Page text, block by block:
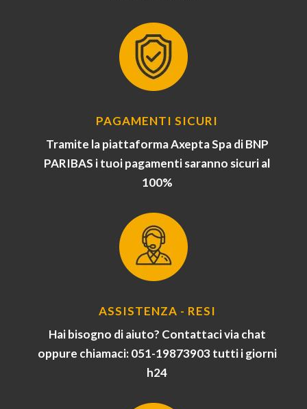
PAGAMENTI SICURI
Tramite la piattaforma Axepta Spa di BNP
PARIBAS i tuoi pagamenti saranno sicuri al
100%
ASSISTENZA - RESI
Hai bisogno di aiuto? Contattaci via chat
oppure chiamaci: 051-19873903 tutti i giorni
h24